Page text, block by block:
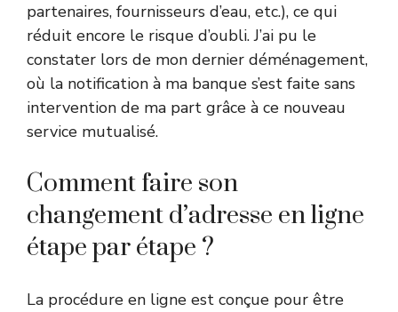
partenaires, fournisseurs d’eau, etc.), ce qui
réduit encore le risque d’oubli. J’ai pu le
constater lors de mon dernier déménagement,
où la notification à ma banque s’est faite sans
intervention de ma part grâce à ce nouveau
service mutualisé.
Comment faire son
changement d’adresse en ligne
étape par étape ?
La procédure en ligne est conçue pour être